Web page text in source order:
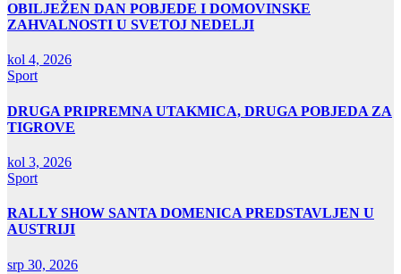
OBILJEŽEN DAN POBJEDE I DOMOVINSKE
ZAHVALNOSTI U SVETOJ NEDELJI
kol 4, 2026
Sport
DRUGA PRIPREMNA UTAKMICA, DRUGA POBJEDA ZA
TIGROVE
kol 3, 2026
Sport
RALLY SHOW SANTA DOMENICA PREDSTAVLJEN U
AUSTRIJI
srp 30, 2026